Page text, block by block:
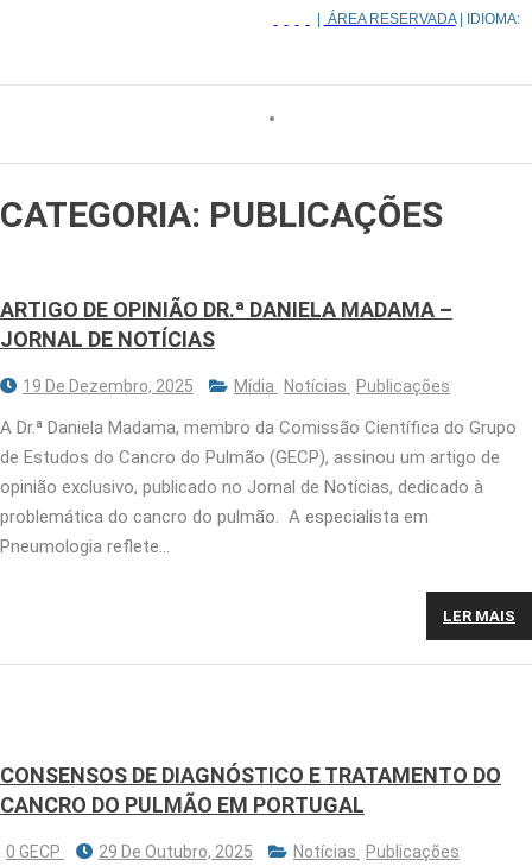
ÁREA RESERVADA| IDIOMA:
CATEGORIA: PUBLICAÇÕES
ARTIGO DE OPINIÃO DR.ª DANIELA MADAMA –
JORNAL DE NOTÍCIAS
19 De Dezembro, 2025 Mídia Notícias Publicações
A Dr.ª Daniela Madama, membro da Comissão Científica do Grupo
de Estudos do Cancro do Pulmão (GECP), assinou um artigo de
opinião exclusivo, publicado no Jornal de Notícias, dedicado à
problemática do cancro do pulmão. A especialista em
Pneumologia reflete…
LER MAIS
CONSENSOS DE DIAGNÓSTICO E TRATAMENTO DO
CANCRO DO PULMÃO EM PORTUGAL
0 GECP 29 De Outubro, 2025 Notícias Publicações